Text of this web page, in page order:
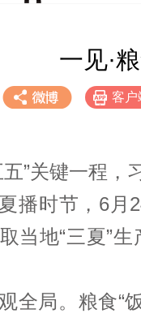
一见·
分享到微博
客户
”关键一程，
播时节，6月
当地“三夏”
全局。粮食“